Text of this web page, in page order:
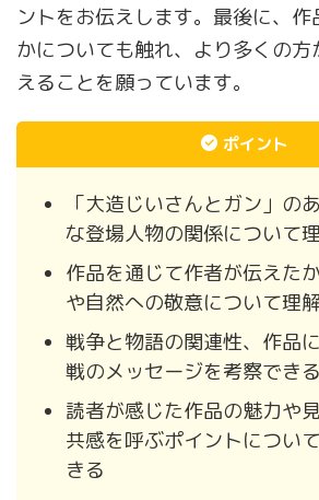
ントをお伝えします。最後に、
かについても触れ、より多くの
えることを願っています。
ポイント
「大造じいさんとガン」の
な登場人物の関係について
作品を通じて作者が伝えた
や自然への敬意について理
戦争と物語の関連性、作品
戦のメッセージを考察できる
読者が感じた作品の魅力や
共感を呼ぶポイントについ
きる